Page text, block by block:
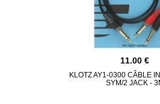
11.00
KLOTZ AY1-0300 CÂBLE
SYM/2 JACK -